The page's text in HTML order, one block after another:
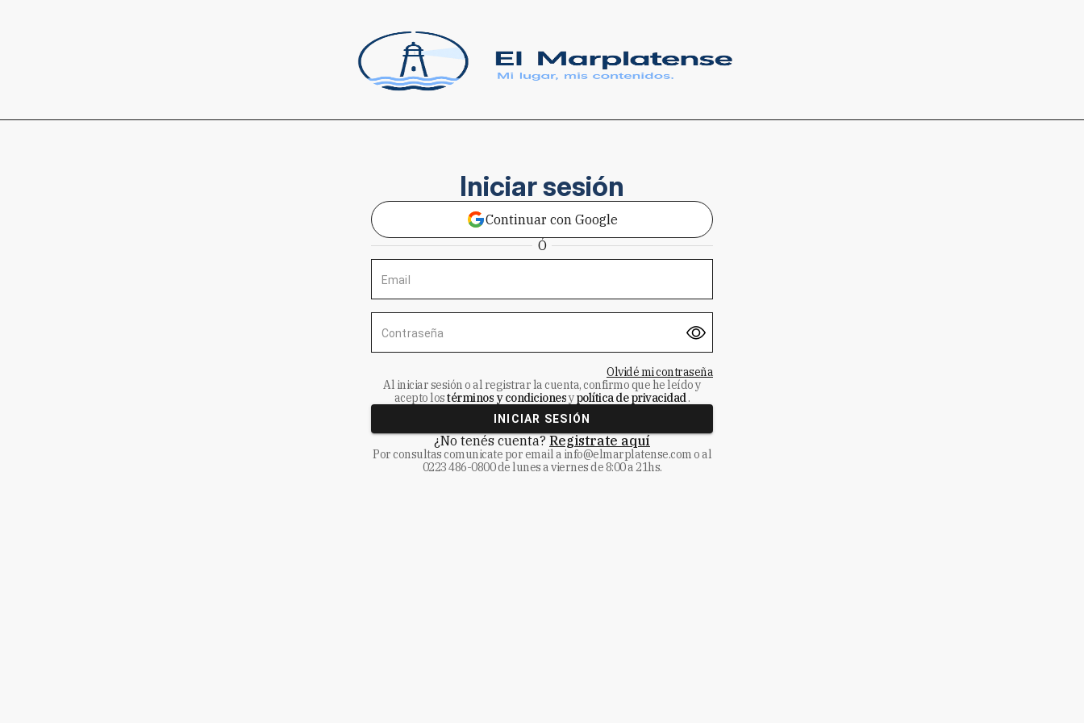
Iniciar sesión
Continuar con Google
Ó
Email
Contraseña
Olvidé mi contraseña
Al iniciar sesión o al registrar la cuenta, confirmo que he leído y
acepto lostérminos y condicionesypolítica de privacidad.
INICIAR SESIÓN
¿No tenés cuenta? Registrate aquí
Por consultas comunicate por email a info@elmarplatense.como al
0223 486-0800de lunes a viernes de 8:00 a 21hs.